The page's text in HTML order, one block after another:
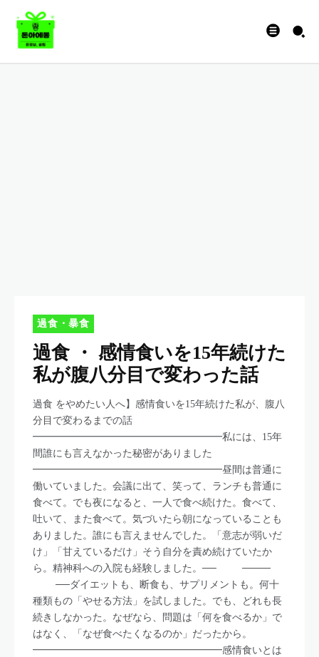
過食・暴食
過食 ・ 感情食いを15年続けた
私が腹八分目で変わった話
過食 をやめたい人へ】感情食いを15年続けた私が、腹八
分目で変わるまでの話
━━━━━━━━━━━━━━━━━━━私には、15年
間誰にも言えなかった秘密がありました
━━━━━━━━━━━━━━━━━━━昼間は普通に
働いていました。会議に出て、笑って、ランチも普通に
食べて。でも夜になると、一人で食べ続けた。食べて、
吐いて、また食べて。気づいたら朝になっていることも
ありました。誰にも言えませんでした。「意志が弱いだ
け」「甘えているだけ」そう自分を責め続けていたか
ら。精神科への入院も経験しました。── ────
──ダイエットも、断食も、サプリメントも。何十
種類もの「やせる方法」を試しました。でも、どれも長
続きしなかった。なぜなら、問題は「何を食べるか」で
はなく、「なぜ食べたくなるのか」だったから。
━━━━━━━━━━━━━━━━━━━感情食いとは